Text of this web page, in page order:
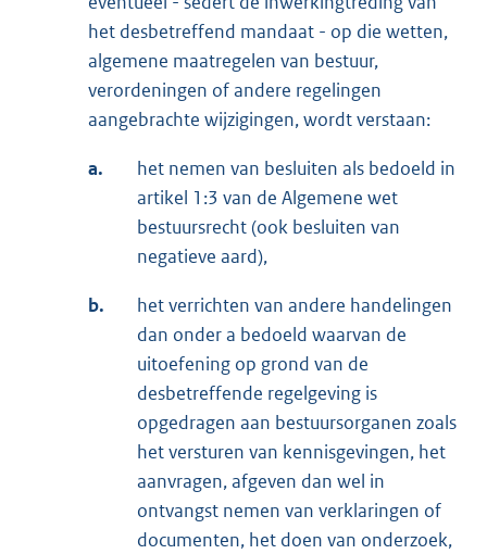
het desbetreffend mandaat - op die wetten,
algemene maatregelen van bestuur,
verordeningen of andere regelingen
aangebrachte wijzigingen, wordt verstaan:
a.
het nemen van besluiten als bedoeld in
artikel 1:3 van de Algemene wet
bestuursrecht (ook besluiten van
negatieve aard),
b.
het verrichten van andere handelingen
dan onder a bedoeld waarvan de
uitoefening op grond van de
desbetreffende regelgeving is
opgedragen aan bestuursorganen zoals
het versturen van kennisgevingen, het
aanvragen, afgeven dan wel in
ontvangst nemen van verklaringen of
documenten, het doen van onderzoek,